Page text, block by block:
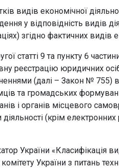
видів економічної
у відповідність видів
згідно фактичних видів
статті 9 та пункту 6
реєстрацію юридичних
(далі – Закон № 755)
та громадських
і органів місцевого
(крім електронних
України «Класифікація
України з питань